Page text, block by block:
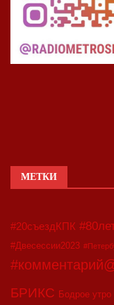
МЕТКИ
#20съездКПК
#Двесессии2023
БРИКС Бодрое утро